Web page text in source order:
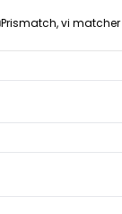
Prismatch, vi